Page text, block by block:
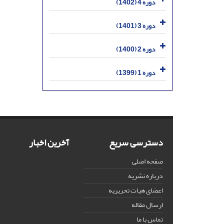
دوره 3 (1401)
دوره 2 (1400)
دوره 1 (1399)
دسترسی سریع
صفحه اصلی
درباره نشریه
اعضای هیات تحریریه
ارسال مقاله
تماس با ما
آخرین اخبار